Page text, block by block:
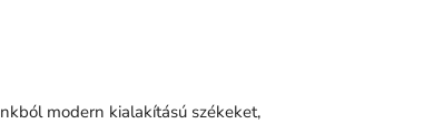
modern kialakítású székeket,